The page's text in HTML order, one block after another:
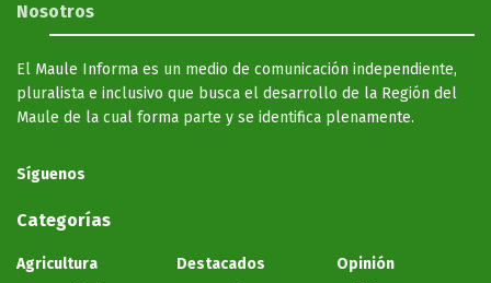
Nosotros
El Maule Informa es un medio de comunicación independiente,
pluralista e inclusivo que busca el desarrollo de la Región del
Maule de la cual forma parte y se identifica plenamente.
Síguenos
Categorías
Agricultura
Destacados
Opinión